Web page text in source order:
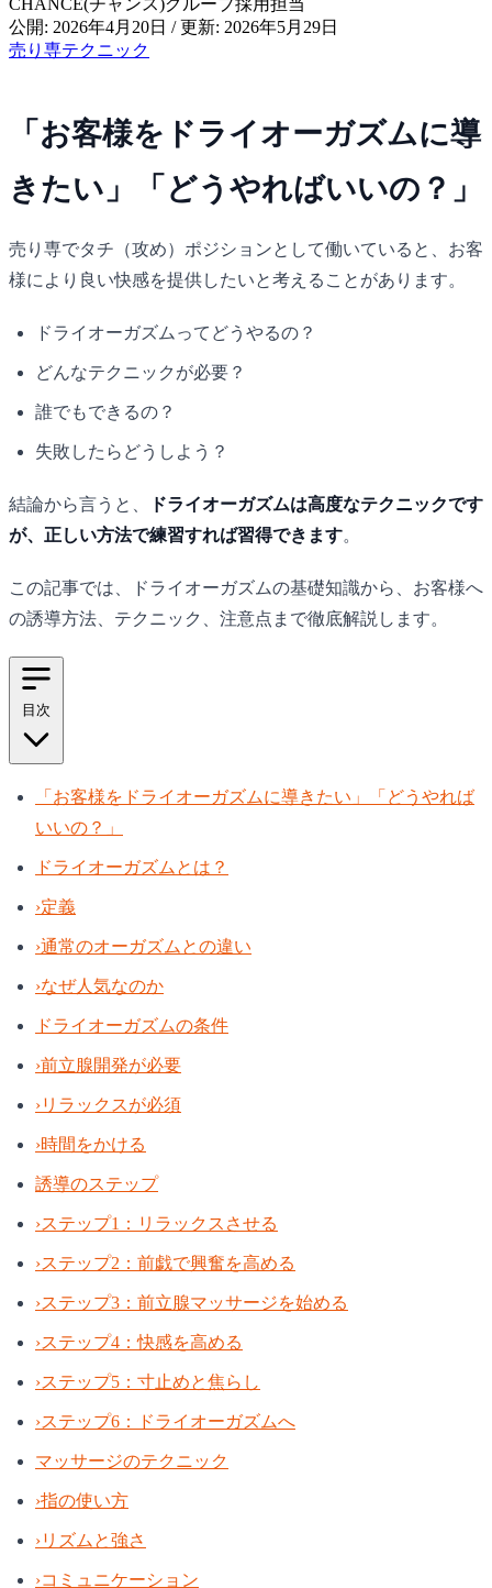
公開: 2026年4月20日 / 更新: 2026年5月29日
売り専テクニック
「お客様をドライオーガズムに導
きたい」「どうやればいいの？」
売り専でタチ（攻め）ポジションとして働いていると、お客
様により良い快感を提供したいと考えることがあります。
ドライオーガズムってどうやるの？
どんなテクニックが必要？
誰でもできるの？
失敗したらどうしよう？
結論から言うと、
ドライオーガズムは高度なテクニックです
が、正しい方法で練習すれば習得できます。
この記事では、ドライオーガズムの基礎知識から、お客様へ
の誘導方法、テクニック、注意点まで徹底解説します。
目次
「お客様をドライオーガズムに導きたい」「どうやれば
いいの？」
ドライオーガズムとは？
›定義
›通常のオーガズムとの違い
›なぜ人気なのか
ドライオーガズムの条件
›前立腺開発が必要
›リラックスが必須
›時間をかける
誘導のステップ
›ステップ1：リラックスさせる
›ステップ2：前戯で興奮を高める
›ステップ3：前立腺マッサージを始める
›ステップ4：快感を高める
›ステップ5：寸止めと焦らし
›ステップ6：ドライオーガズムへ
マッサージのテクニック
›指の使い方
›リズムと強さ
›コミュニケーション